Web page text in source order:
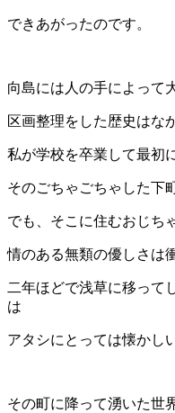
できあがったのです。
向島には人の手によって
区画整理をした歴史はな
私が学校を卒業して最
そのごちゃごちゃした下
でも、そこに住むおじち
情のある無類の優しさは
二年ほどで浅草に移って
は
アタシにとっては懐かし
その町に降って湧いた世